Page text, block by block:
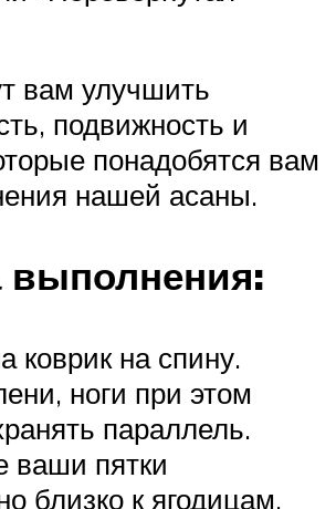
вам улучшить
подвижность и
понадобятся вам
нашей асаны.
выполнения:
коврик на спину.
ноги при этом
параллель.
ваши пятки
близко к ягодицам.